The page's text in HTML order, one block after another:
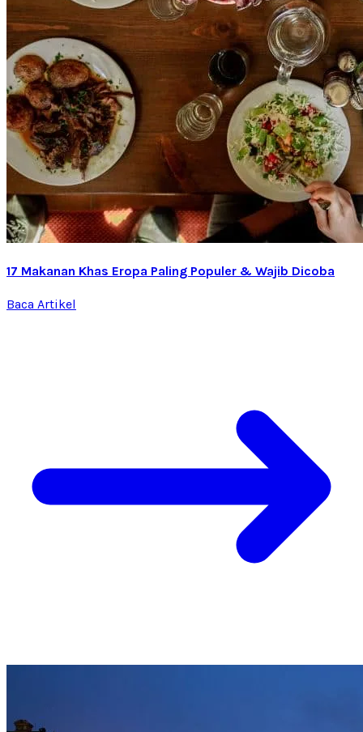
17 Makanan Khas Eropa Paling Populer & Wajib Dicoba
Baca Artikel